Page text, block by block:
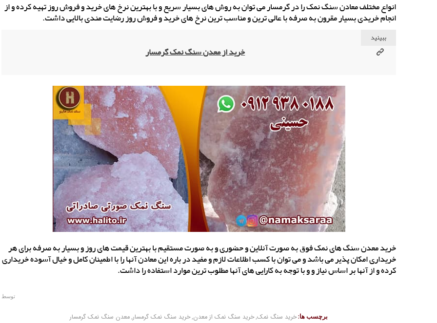
انواع مختلف معادن سنگ نمک را در گرمسار می توان به روش های بسیار سریع و با بهترین نرخ های خرید و فروش روز تهیه کرده و از
انجام خریدی بسیار مقرون به صرفه با عالی ترین و مناسب ترین نرخ های خرید و فروش روز رضایت مندی بالایی داشت.
ببینید
خرید از معدن سنگ نمک گرمسار
خرید معدن سنگ های نمک فوق به صورت آنلاین و حضوری و به صورت مستقیم با بهترین قیمت های روز و بسیار به صرفه برای هر
خریداری امکان پذیر می باشد و می توان با کسب اطلاعات لازم و مفید در باره این معادن آنها را با اطمینان کامل و خیال آسوده خریداری
کرده و از آنها بر اساس نیاز و و با توجه به کارایی های آنها مطلوب ترین موارد استفاده را داشت.
توسط
برچسب ها:خرید سنگ نمک,خرید سنگ نمک از معدن,خرید سنگ نمک گرمسار, معدن سنگ نمک گرمسار